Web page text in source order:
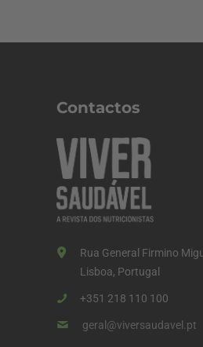
Contactos
Rua General Firmino
Lisboa, Portugal
+351 218 110 100
geral@viversaudavel.pt